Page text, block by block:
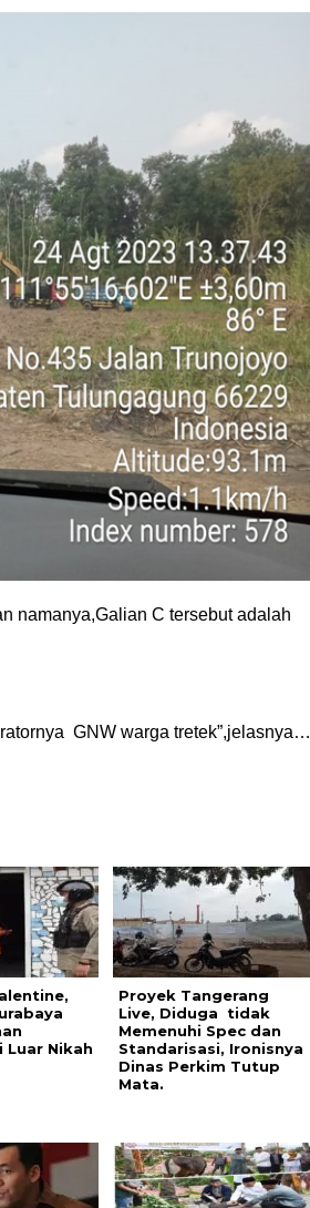
namanya,Galian C tersebut adalah
GNW warga tretek”,jelasnya…
Luar Nikah
Proyek Tangerang
Live, Diduga tidak
Memenuhi Spec dan
Standarisasi, Ironisnya
Dinas Perkim Tutup
Mata.